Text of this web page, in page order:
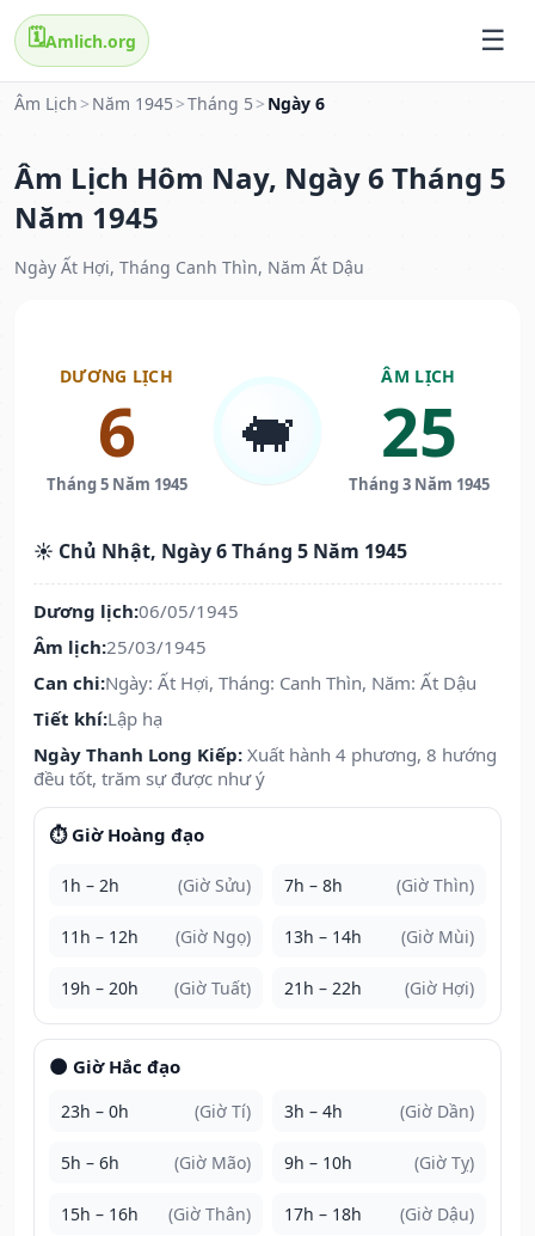
🗓️Amlich.org
Âm Lịch > Năm 1945 >Tháng 5 > Ngày 6
Âm Lịch Hôm Nay, Ngày 6 Tháng 5
Năm 1945
Ngày Ất Hợi, Tháng Canh Thìn, Năm Ất Dậu
DƯƠNG LỊCH
6
Tháng 5 Năm 1945
🐖
ÂM LỊCH
25
Tháng 3 Năm 1945
☀️ Chủ Nhật, Ngày 6 Tháng 5 Năm 1945
Dương lịch:06/05/1945
Âm lịch:25/03/1945
Can chi:Ngày: Ất Hợi, Tháng: Canh Thìn, Năm: Ất Dậu
Tiết khí:Lập hạ
Ngày Thanh Long Kiếp: Xuất hành 4 phương, 8 hướng
đều tốt, trăm sự được như ý
⏱️ Giờ Hoàng đạo
1h – 2h (Giờ Sửu) 7h – 8h (Giờ Thìn)
11h – 12h (Giờ Ngọ) 13h – 14h (Giờ Mùi)
19h – 20h (Giờ Tuất) 21h – 22h (Giờ Hợi)
🌑 Giờ Hắc đạo
23h – 0h (Giờ Tí) 3h – 4h (Giờ Dần)
5h – 6h (Giờ Mão) 9h – 10h (Giờ Tỵ)
15h – 16h (Giờ Thân) 17h – 18h (Giờ Dậu)